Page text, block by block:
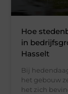
Hoe
in
Hasselt
Bij
het gebouw
het zich